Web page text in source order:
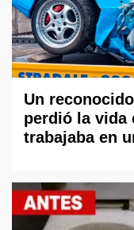
Un
perdió la vida
trabajaba en